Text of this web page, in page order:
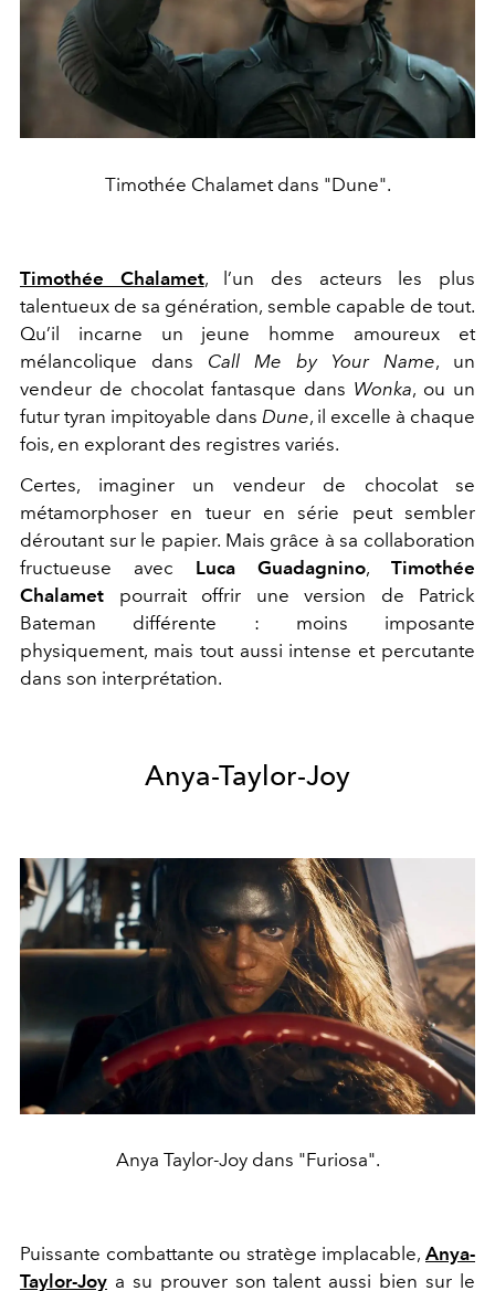
Timothée Chalamet dans "Dune".
Timothée Chalamet, l’un des acteurs les plus
talentueux de sa génération, semble capable de tout.
Qu’il incarne un jeune homme amoureux et
mélancolique dans Call Me by Your Name, un
vendeur de chocolat fantasque dans Wonka, ou un
futur tyran impitoyable dans Dune, il excelle à chaque
fois, en explorant des registres variés.
Certes, imaginer un vendeur de chocolat se
métamorphoser en tueur en série peut sembler
déroutant sur le papier. Mais grâce à sa collaboration
fructueuse avec Luca Guadagnino, Timothée
Chalamet pourrait offrir une version de Patrick
Bateman différente : moins imposante
physiquement, mais tout aussi intense et percutante
dans son interprétation.
Anya-Taylor-Joy
Anya Taylor-Joy dans "Furiosa".
Puissante combattante ou stratège implacable, Anya-
Taylor-Joy a su prouver son talent aussi bien sur le